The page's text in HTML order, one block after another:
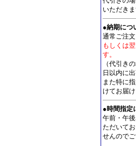
いただき
●納期につ
通常ご注
もしくは
す。
（代引き
日以内に
また特に
けてお届
●時間指定
午前・午
ただいて
せんので